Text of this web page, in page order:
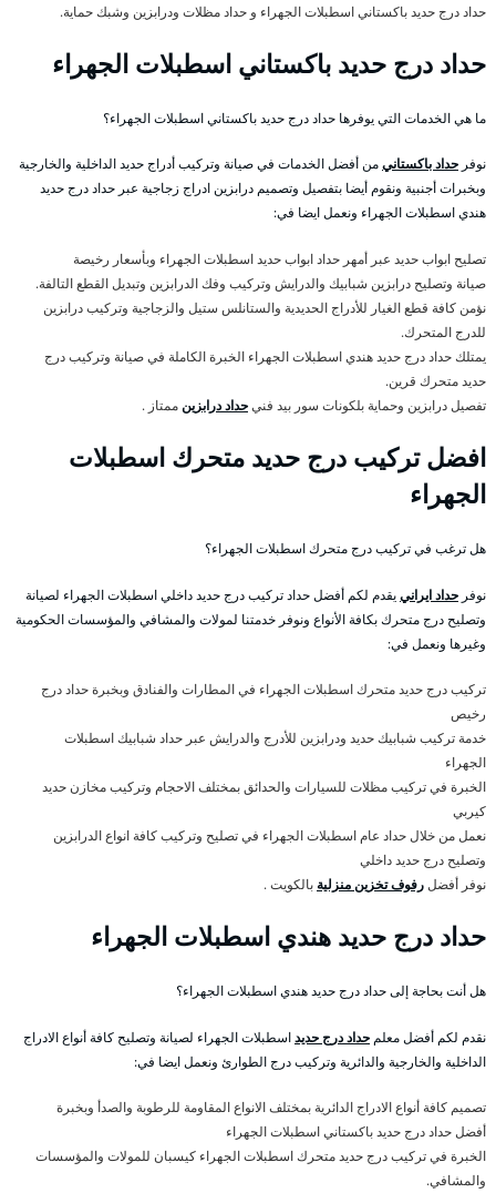
حداد درج حديد باكستاني اسطبلات الجهراء و حداد مظلات ودرابزين وشبك حماية.
حداد درج حديد باكستاني اسطبلات الجهراء
ما هي الخدمات التي يوفرها حداد درج حديد باكستاني اسطبلات الجهراء؟
نوفر حداد باكستانيمن أفضل الخدمات في صيانة وتركيب أدراج حديد الداخلية والخارجية
وبخبرات أجنبية ونقوم أيضا بتفصيل وتصميم درابزين ادراج زجاجية عبر حداد درج حديد
هندي اسطبلات الجهراء ونعمل ايضا في:
تصليح ابواب حديد عبر أمهر حداد ابواب حديد اسطبلات الجهراء وبأسعار رخيصة
صيانة وتصليح درابزين شبابيك والدرايش وتركيب وفك الدرابزين وتبديل القطع التالفة.
نؤمن كافة قطع الغيار للأدراج الحديدية والستانلس ستيل والزجاجية وتركيب درابزين
للدرج المتحرك.
يمتلك حداد درج حديد هندي اسطبلات الجهراء الخبرة الكاملة في صيانة وتركيب درج
حديد متحرك قرين.
تفصيل درابزين وحماية بلكونات سور بيد فنيحداد درابزينممتاز .
افضل تركيب درج حديد متحرك اسطبلات
الجهراء
هل ترغب في تركيب درج متحرك اسطبلات الجهراء؟
نوفر حداد ايرانييقدم لكم أفضل حداد تركيب درج حديد داخلي اسطبلات الجهراء لصيانة
وتصليح درج متحرك بكافة الأنواع ونوفر خدمتنا لمولات والمشافي والمؤسسات الحكومية
وغيرها ونعمل في:
تركيب درج حديد متحرك اسطبلات الجهراء في المطارات والفنادق وبخبرة حداد درج
رخيص
خدمة تركيب شبابيك حديد ودرابزين للأدرج والدرايش عبر حداد شبابيك اسطبلات
الجهراء
الخبرة في تركيب مظلات للسيارات والحدائق بمختلف الاحجام وتركيب مخازن حديد
كيربي
نعمل من خلال حداد عام اسطبلات الجهراء في تصليح وتركيب كافة انواع الدرابزين
وتصليح درج حديد داخلي
نوفر أفضلرفوف تخزين منزلية بالكويت .
حداد درج حديد هندي اسطبلات الجهراء
هل أنت بحاجة إلى حداد درج حديد هندي اسطبلات الجهراء؟
نقدم لكم أفضل معلم حداد درج حديداسطبلات الجهراء لصيانة وتصليح كافة أنواع الادراج
الداخلية والخارجية والدائرية وتركيب درج الطوارئ ونعمل ايضا في:
تصميم كافة أنواع الادراج الدائرية بمختلف الانواع المقاومة للرطوبة والصدأ وبخبرة
أفضل حداد درج حديد باكستاني اسطبلات الجهراء
الخبرة في تركيب درج حديد متحرك اسطبلات الجهراء كيسبان للمولات والمؤسسات
والمشافي.